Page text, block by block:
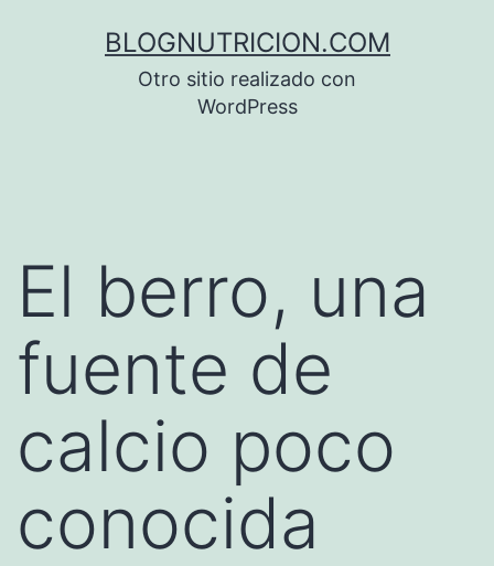
BLOGNUTRICION.COM
Otro sitio realizado con
WordPress
El berro, una
fuente de
calcio poco
conocida